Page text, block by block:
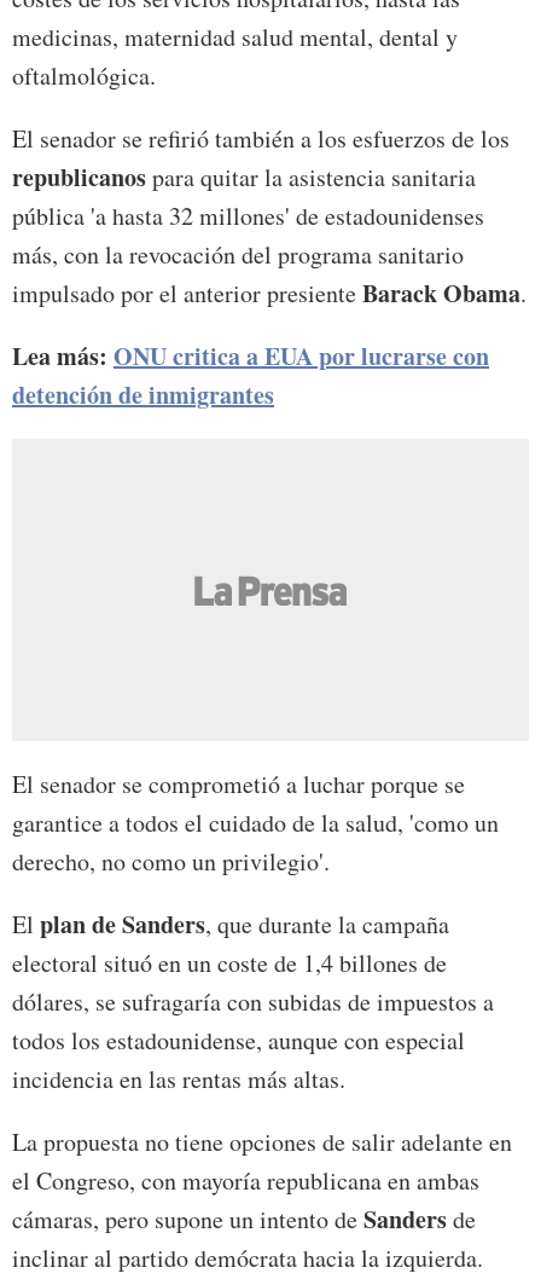
medicinas, maternidad salud mental, dental y
oftalmológica.
El senador se refirió también a los esfuerzos de los
republicanospara quitar la asistencia sanitaria
pública 'a hasta 32 millones' de estadounidenses
más, con la revocación del programa sanitario
impulsado por el anterior presienteBarack Obama.
Lea más: ONU critica a EUA por lucrarse con
detención de inmigrantes
El senador se comprometió a luchar porque se
garantice a todos el cuidado de la salud, 'como un
derecho, no como un privilegio'.
El plan de Sanders, que durante la campaña
electoral situó en un coste de 1,4 billones de
dólares, se sufragaría con subidas de impuestos a
todos los estadounidense, aunque con especial
incidencia en las rentas más altas.
La propuesta no tiene opciones de salir adelante en
el Congreso, con mayoría republicana en ambas
cámaras, pero supone un intento deSandersde
inclinar al partido demócrata hacia la izquierda.